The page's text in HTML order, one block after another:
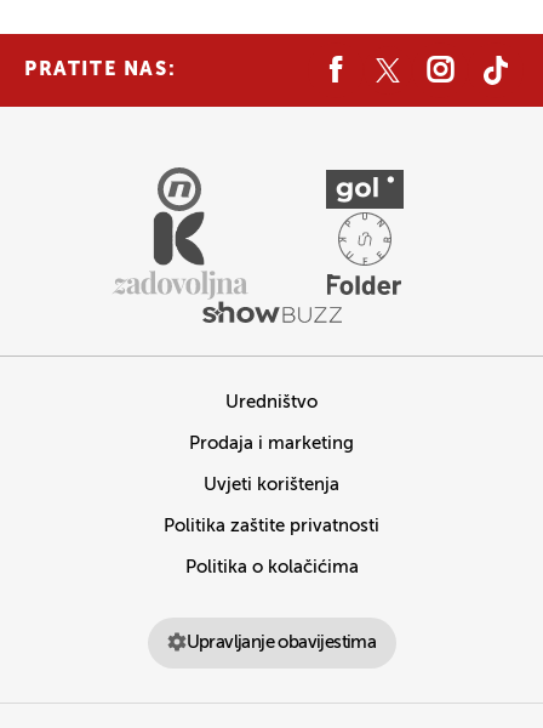
PRATITE NAS:
Uredništvo
Prodaja i marketing
Uvjeti korištenja
Politika zaštite privatnosti
Politika o kolačićima
Upravljanje obavijestima